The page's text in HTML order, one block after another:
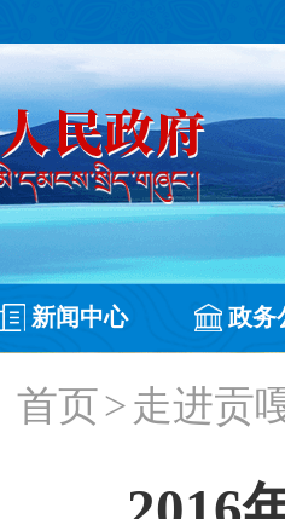
新闻中心 政务
首页>走进贡